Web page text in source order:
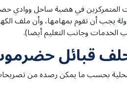
في هضبة ساحل ووادي
يجب أن تقوم بمهامها، وأن ملف
الخدمات وجانب التعليم أيضا).
قبائل
بحسب ما يمكن رصده من